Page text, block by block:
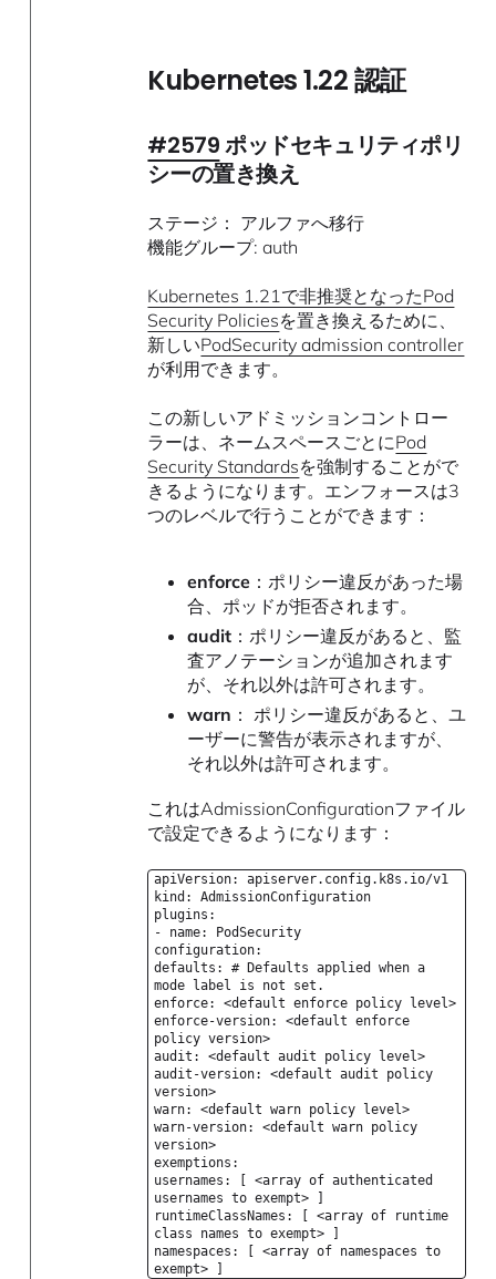
Kubernetes 1.22 認証
#2579ポッドセキュリティポリ
シーの置き換え
ステージ： アルファへ移行
機能グループ: auth
Kubernetes 1.21で非推奨となったPod
Security Policiesを置き換えるために、
新しいPodSecurity admission controller
が利用できます。
この新しいアドミッションコントロー
ラーは、ネームスペースごとにPod
Security Standardsを強制することがで
きるようになります。エンフォースは3
つのレベルで行うことができます：
enforce：ポリシー違反があった場
合、ポッドが拒否されます。
audit：ポリシー違反があると、監
査アノテーションが追加されます
が、それ以外は許可されます。
warn ： ポリシー違反があると、ユ
ーザーに警告が表示されますが、
それ以外は許可されます。
これはAdmissionConfigurationファイル
で設定できるようになります：
apiVersion: apiserver.config.k8s.io/v1
kind: AdmissionConfiguration
plugins:
- name: PodSecurity
configuration:
defaults: # Defaults applied when a
mode label is not set.
enforce: <default enforce policy level>
enforce-version: <default enforce
policy version>
audit: <default audit policy level>
audit-version: <default audit policy
version>
warn: <default warn policy level>
warn-version: <default warn policy
version>
exemptions:
usernames: [ <array of authenticated
usernames to exempt> ]
runtimeClassNames: [ <array of runtime
class names to exempt> ]
namespaces: [ <array of namespaces to
exempt> ]